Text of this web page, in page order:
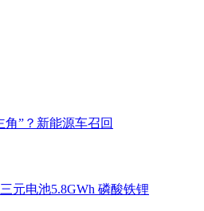
”？新能源车召回
元电池5.8GWh 磷酸铁锂